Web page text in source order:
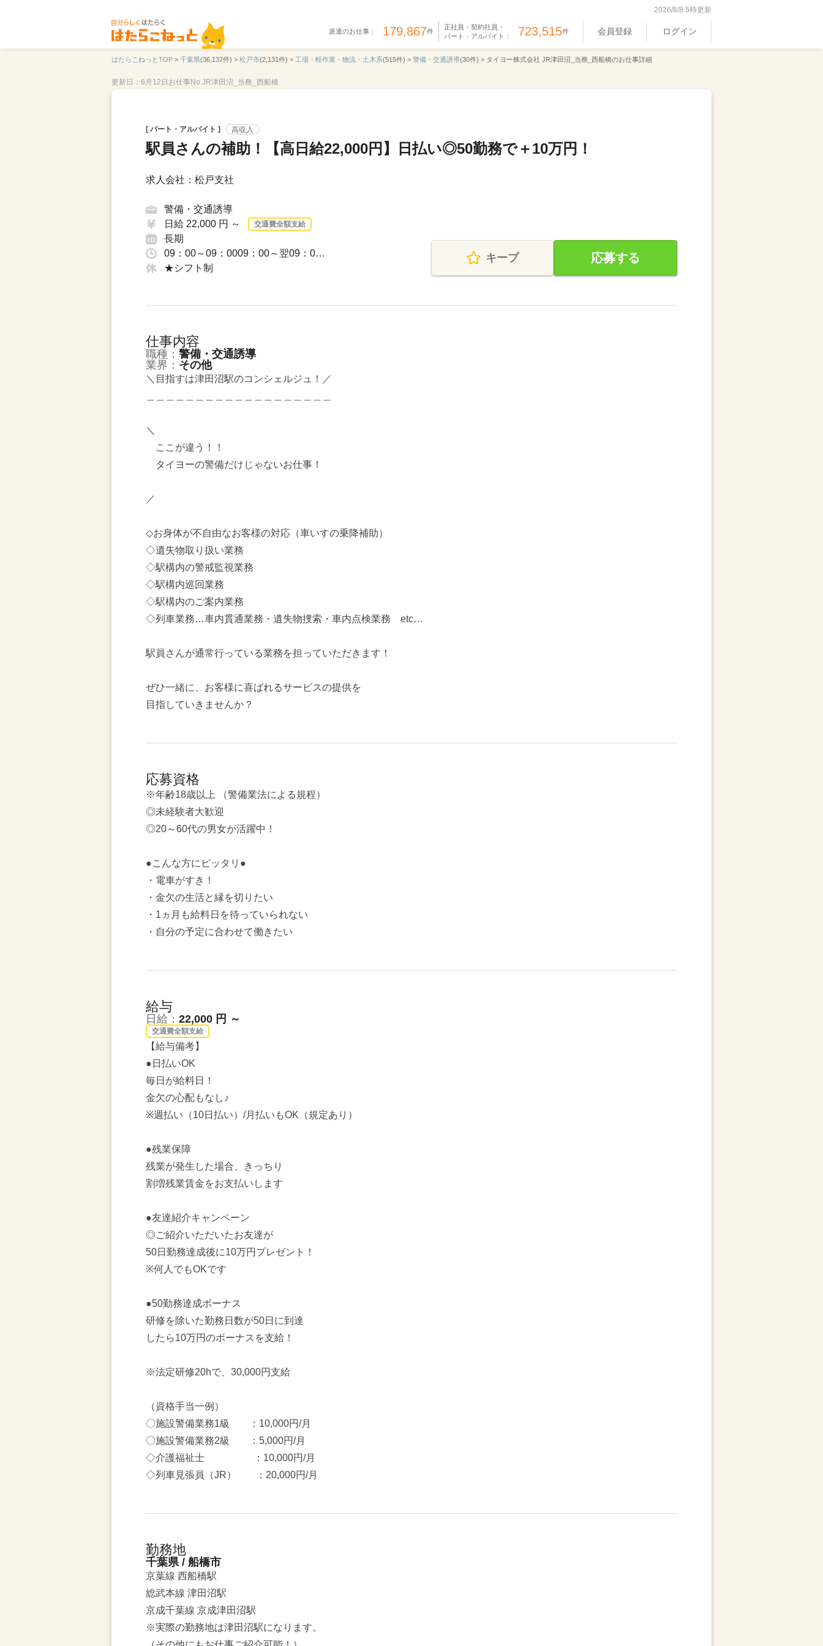
2026/8/8 5時更新
派遣のお仕事： 179,867件
正社員・契約社員・
パート・アルバイト： 723,515件 会員登録 ログイン
はたらこねっとTOP > 千葉県(36,137件) > 松戸市(2,131件) > 工場・軽作業・物流・土木系(515件) > 警備・交通誘導(30件) > タイヨー株式会社 JR津田沼_当務_西船橋のお仕事詳細
更新日：6月12日 お仕事No.JR津田沼_当務_西船橋
[ パート・アルバイト ] 高収入
駅員さんの補助！【高日給22,000円】日払い◎50勤務で＋10万円！
求人会社：松戸支社
警備・交通誘導
日給 22,000 円 ～
交通費全額支給
長期
09：00～09：0009：00～翌09：0…
★シフト制
キープ 応募する
仕事内容
職種： 警備・交通誘導
業界： その他
＼目指すは津田沼駅のコンシェルジュ！／
＼
ここが違う！！
タイヨーの警備だけじゃないお仕事！
／
◇お身体が不自由なお客様の対応（車いすの乗降補助）
◇遺失物取り扱い業務
◇駅構内の警戒監視業務
◇駅構内巡回業務
◇駅構内のご案内業務
◇列車業務…車内貫通業務・遺失物捜索・車内点検業務 etc…
駅員さんが通常行っている業務を担っていただきます！
ぜひ一緒に、お客様に喜ばれるサービスの提供を
目指していきませんか？
応募資格
※年齢18歳以上 （警備業法による規程）
◎未経験者大歓迎
◎20～60代の男女が活躍中！
●こんな方にピッタリ●
・電車がすき！
・金欠の生活と縁を切りたい
・1ヵ月も給料日を待っていられない
・自分の予定に合わせて働きたい
給与
日給： 22,000 円 ～
交通費全額支給
【給与備考】
●日払いOK
毎日が給料日！
金欠の心配もなし♪
※週払い（10日払い）/月払いもOK（規定あり）
●残業保障
残業が発生した場合、きっちり
割増残業賃金をお支払いします
●友達紹介キャンペーン
◎ご紹介いただいたお友達が
50日勤務達成後に10万円プレゼント！
※何人でもOKです
●50勤務達成ボーナス
研修を除いた勤務日数が50日に到達
したら10万円のボーナスを支給！
※法定研修20hで、30,000円支給
（資格手当一例）
〇施設警備業務1級 ：10,000円/月
〇施設警備業務2級 ：5,000円/月
◇介護福祉士 ：10,000円/月
◇列車見張員（JR） ：20,000円/月
勤務地
千葉県 / 船橋市
京葉線 西船橋駅
総武本線 津田沼駅
京成千葉線 京成津田沼駅
※実際の勤務地は津田沼駅になります。